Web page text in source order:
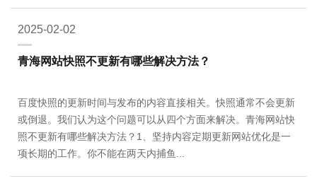
2025-02-02
青海网站快照不更新有哪些解决方法？
百度快照的更新时间与发布的内容直接相关。快照通常不会更新
或倒退。我们认为这个问题可以从四个方面来解决。青海网站快
照不更新有哪些解决方法？1、坚持内容定期更新网站优化是一
项长期的工作。你不能在两天内捕鱼...